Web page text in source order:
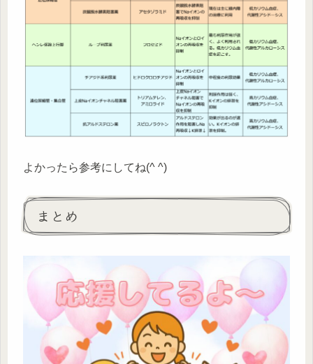
よかったら参考にしてね(^ ^)
まとめ